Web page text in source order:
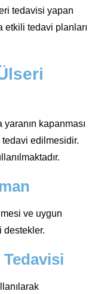
tedavisi yapan
etkili tedavi planları
kapanması
tedavi edilmesidir.
ve uygun
destekler.